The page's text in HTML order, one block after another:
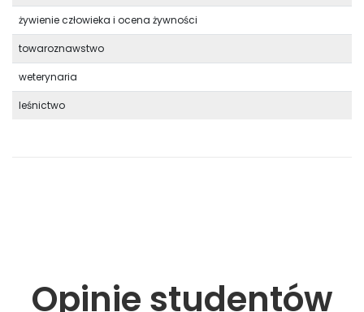
żywienie człowieka i ocena żywności
towaroznawstwo
weterynaria
leśnictwo
Opinie studentów